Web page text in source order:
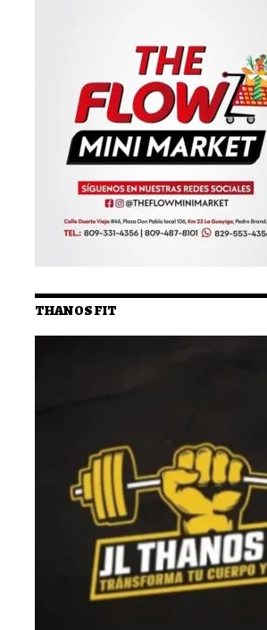
THANOS FIT